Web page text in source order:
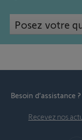
Posez votre
Besoin d’assistance ?
Recevez nos